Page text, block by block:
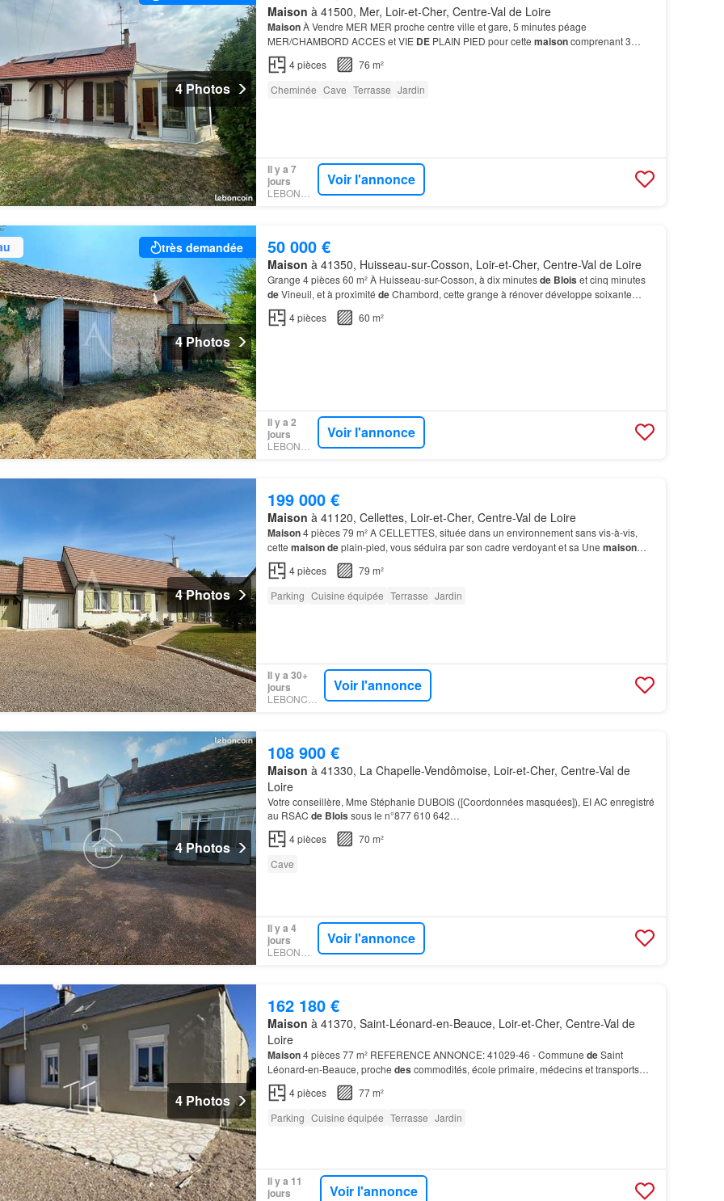
4 Photos
Maison à 41500, Mer, Loir-et-Cher, Centre-Val de Loire
MaisonÀ Vendre MER MER proche centre ville et gare, 5 minutes péage
MER/CHAMBORD ACCES et VIE DEPLAIN PIED pour cette maisoncomprenant 3
chambres, séjourde
4pièces
76 m²
Cheminée Cave Terrasse Jardin
Il y a 7
jours
Voir l'annonce
très demandée
4 Photos
50 000 €
Maison à 41350, Huisseau-sur-Cosson, Loir-et-Cher, Centre-Val de Loire
Grange 4 pièces 60 m² À Huisseau-sur-Cosson, à dix minutesde Blois et cinq minutes
deVineuil, et à proximité deChambord, cette grange à rénover développe soixante
mètres carrés au sol sur une parcelle
4pièces 60 m²
Il y a 2
jours
Voir l'annonce
4 Photos
199 000 €
Maison à 41120, Cellettes, Loir-et-Cher, Centre-Val de Loire
Maison4 pièces 79 m² A CELLETTES, située dans un environnement sans vis-à-vis,
cette maisondeplain-pied, vous séduira par son cadre verdoyant et sa Une maison
fonctionnelle et bien entretenue, idéale pour une vie
4pièces
79 m²
Parking Cuisine équipée Terrasse Jardin
Il y a 30+
jours
Voir l'annonce
4 Photos
108 900 €
Maison à 41330, La Chapelle-Vendômoise, Loir-et-Cher, Centre-Val de
Loire
Votre conseillère, Mme Stéphanie DUBOIS ([Coordonnées masquées]), EI AC enregistré
au RSAC de Blois sous le n°877 610 642…
4pièces
70 m²
Cave
Il y a 4
jours
Voir l'annonce
4 Photos
162 180 €
Maison à 41370, Saint-Léonard-en-Beauce, Loir-et-Cher, Centre-Val de
Loire
Maison4 pièces 77 m² REFERENCE ANNONCE: 41029-46 - Commune deSaint
Léonard-en-Beauce, proche des commodités, école primaire, médecins et transports
sur À l'étage: en cours
4pièces
77 m²
Parking Cuisine équipée Terrasse Jardin
Il y a 11
jours
Voir l'annonce